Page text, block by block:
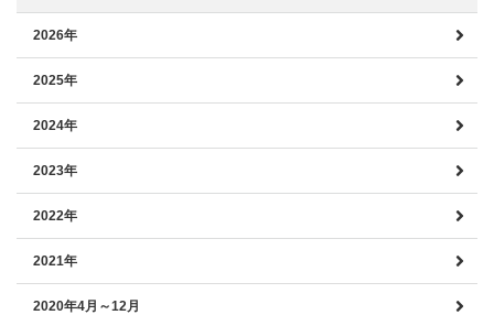
2026年
2025年
2024年
2023年
2022年
2021年
2020年4月～12月